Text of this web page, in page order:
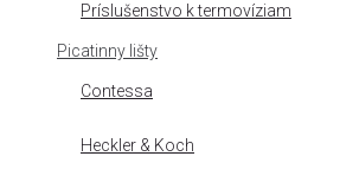
Príslušenstvo k termovíziam
Picatinny lišty
Contessa
Heckler & Koch